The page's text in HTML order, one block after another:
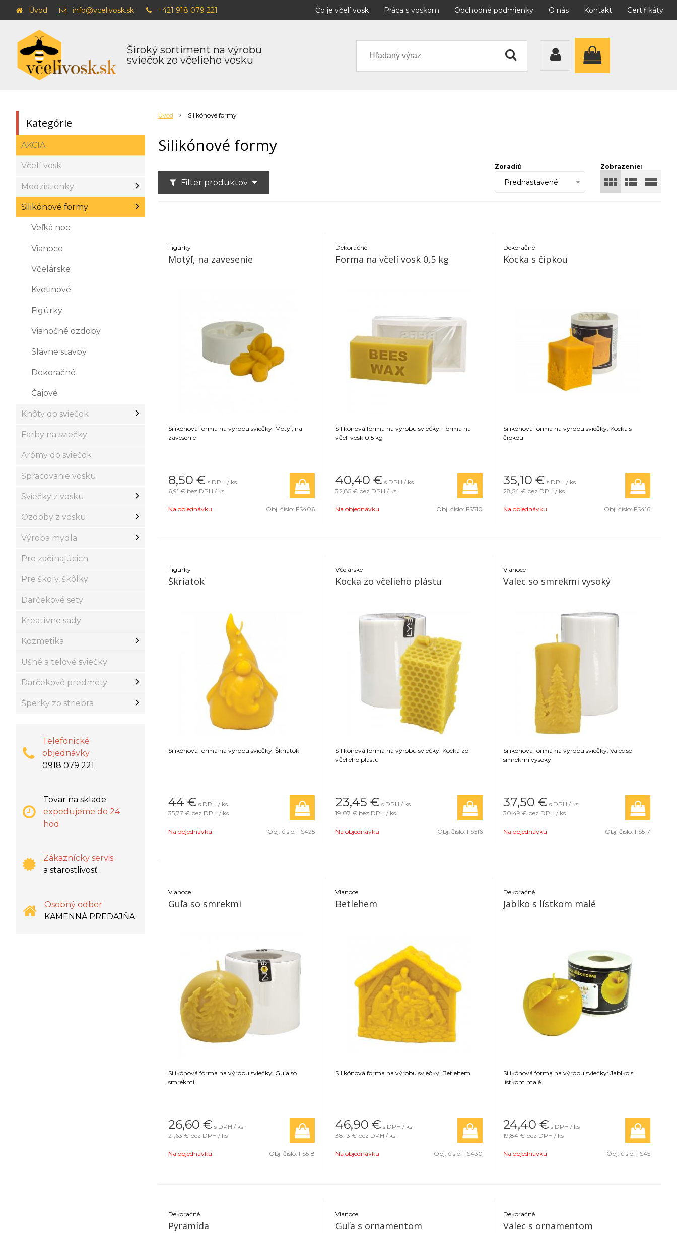
Široký sortiment na výrobu
sviečok zo včelieho vosku
Úvod info@vcelivosk.sk +421 918 079 221 Čo je včelí vosk Práca s voskom Obchodné podmienky O nás Kontakt Certifikáty
Úvod Silikónové formy
Silikónové formy
Filter produktov
Zobrazenie:
Zoradiť:
Prednastavené
Figúrky
Motýľ, na zavesenie
Silikónová forma na výrobu sviečky: Motýľ, na
zavesenie
8,50 € s DPH / ks
6,91 € bez DPH / ks
Na objednávku Obj. čislo: FS406
Dekoračné
Forma na včelí vosk 0,5 kg
Silikónová forma na výrobu sviečky: Forma na
včelí vosk 0,5 kg
40,40 € s DPH / ks
32,85 € bez DPH / ks
Na objednávku Obj. čislo: FS510
Dekoračné
Kocka s čipkou
Silikónová forma na výrobu sviečky: Kocka s
čipkou
35,10 € s DPH / ks
28,54 € bez DPH / ks
Na objednávku Obj. čislo: FS416
Figúrky
Škriatok
Silikónová forma na výrobu sviečky: Škriatok
44 € s DPH / ks
35,77 € bez DPH / ks
Na objednávku Obj. čislo: FS425
Včelárske
Kocka zo včelieho plástu
Silikónová forma na výrobu sviečky: Kocka zo
včelieho plástu
23,45 € s DPH / ks
19,07 € bez DPH / ks
Na objednávku Obj. čislo: FS516
Vianoce
Valec so smrekmi vysoký
Silikónová forma na výrobu sviečky: Valec so
smrekmi vysoký
37,50 € s DPH / ks
30,49 € bez DPH / ks
Na objednávku Obj. čislo: FS517
Vianoce
Guľa so smrekmi
Silikónová forma na výrobu sviečky: Guľa so
smrekmi
26,60 € s DPH / ks
21,63 € bez DPH / ks
Na objednávku Obj. čislo: FS518
Vianoce
Betlehem
Silikónová forma na výrobu sviečky: Betlehem
46,90 € s DPH / ks
38,13 € bez DPH / ks
Na objednávku Obj. čislo: FS430
Dekoračné
Jablko s lístkom malé
Silikónová forma na výrobu sviečky: Jablko s
lístkom malé
24,40 € s DPH / ks
19,84 € bez DPH / ks
Na objednávku Obj. čislo: FS45
Dekoračné
Pyramída
Vianoce
Guľa s ornamentom
Dekoračné
Valec s ornamentom
Kategórie
AKCIA
Včelí vosk
Medzistienky
Silikónové formy
Veľká noc
Vianoce
Včelárske
Kvetinové
Figúrky
Vianočné ozdoby
Slávne stavby
Dekoračné
Čajové
Knôty do sviečok
Farby na sviečky
Arómy do sviečok
Spracovanie vosku
Sviečky z vosku
Ozdoby z vosku
Výroba mydla
Pre začínajúcich
Pre školy, škôlky
Darčekové sety
Kreatívne sady
Kozmetika
Ušné a telové sviečky
Darčekové predmety
Šperky zo striebra
Telefonické
objednávky
0918 079 221
Tovar na sklade
expedujeme do 24
hod.
Zákaznícky servis
a starostlivosť
Osobný odber
KAMENNÁ PREDAJŇA